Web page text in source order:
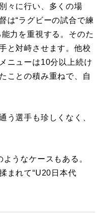
々に行い、多くの場
は“ラグビーの試合で練
力を重視する。そのた
と対峙させます。他校
ニューは10分以上続け
ことの積み重ねで、自
選手も珍しくなく、
うなケースもある。
まれて“U20日本代